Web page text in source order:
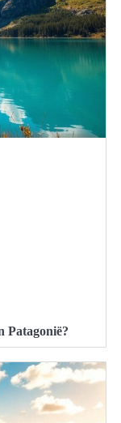
Patagonië?